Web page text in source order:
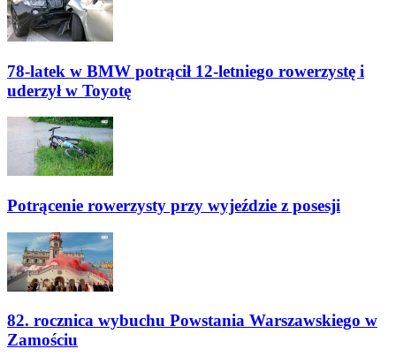
78-latek w BMW potrącił 12-letniego rowerzystę i
uderzył w Toyotę
Potrącenie rowerzysty przy wyjeździe z posesji
82. rocznica wybuchu Powstania Warszawskiego w
Zamościu